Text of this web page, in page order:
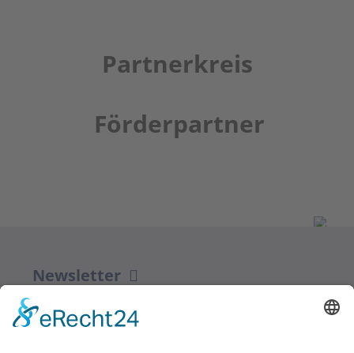
Partnerkreis
Förderpartner
Newsletter
ZUR ANMELDUNG